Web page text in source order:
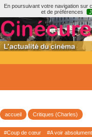
En poursuivant votre navigation sur
et de préférences
accueil Critiques (Charles)
#Coup de cœur #A voir absolument